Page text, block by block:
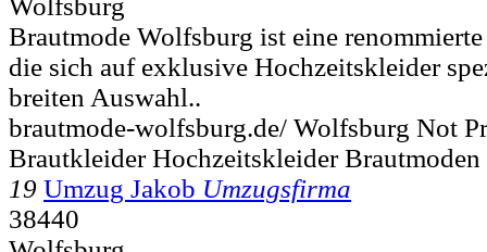
Brautmode Wolfsburg ist eine
die sich auf exklusive Hochzeitskleider
breiten Auswahl..
brautmode-wolfsburg.de/ Wolfsburg Not
Brautkleider Hochzeitskleider
19 Umzug Jakob Umzugsfirma
38440